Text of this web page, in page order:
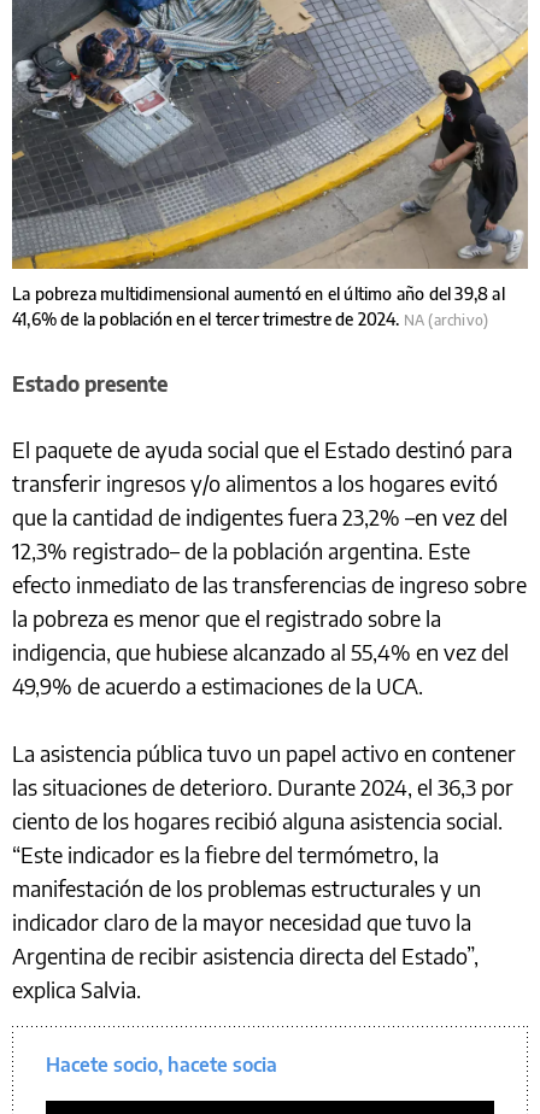
La pobreza multidimensional aumentó en el último año del 39,8 al
41,6% de la población en el tercer trimestre de 2024. NA (archivo)
Estado presente
El paquete de ayuda social que el Estado destinó para
transferir ingresos y/o alimentos a los hogares evitó
que la cantidad de indigentes fuera 23,2% –en vez del
12,3% registrado– de la población argentina. Este
efecto inmediato de las transferencias de ingreso sobre
la pobreza es menor que el registrado sobre la
indigencia, que hubiese alcanzado al 55,4% en vez del
49,9% de acuerdo a estimaciones de la UCA.
La asistencia pública tuvo un papel activo en contener
las situaciones de deterioro. Durante 2024, el 36,3 por
ciento de los hogares recibió alguna asistencia social.
“Este indicador es la fiebre del termómetro, la
manifestación de los problemas estructurales y un
indicador claro de la mayor necesidad que tuvo la
Argentina de recibir asistencia directa del Estado”,
explica Salvia.
Hacete socio, hacete socia